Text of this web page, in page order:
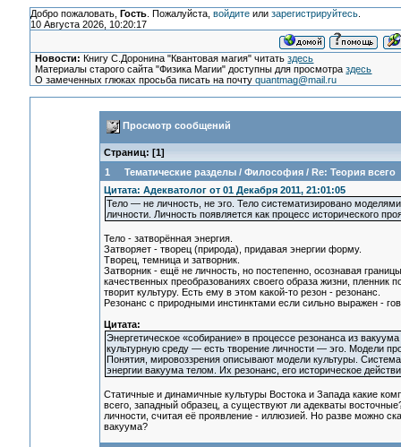
Добро пожаловать, Гость. Пожалуйста, войдитеили зарегистрируйтесь.
10 Августа 2026, 10:20:17
Новости: Книгу С.Доронина "Квантовая магия" читатьздесь
Материалы старого сайта "Физика Магии" доступны для просмотраздесь
О замеченных глюках просьба писать на почтуquantmag@mail.ru
Просмотр сообщений
Страниц: [1]
1
Тематические разделы/ Философия/ Re: Теория всего
Цитата: Адекватолог от 01 Декабря 2011, 21:01:05
Тело — не личность, не эго. Тело систематизировано
личности. Личность появляется как процесс исторического
Тело - затворённая энергия.
Затворяет - творец (природа), придавая энергии форму.
Творец, темница и затворник.
Затворник - ещё не личность, но постепенно, осознавая
качественных преобразованиях своего образа жизни, пленник
творит культуру. Есть ему в этом какой-то резон - резонанс.
Резонанс с природными инстинктами если сильно выражен -
Цитата:
Энергетическое «собирание» в процессе резонанса из
культурную среду — есть творение личности — эго. Модели
Понятия, мировоззрения описывают модели культуры.
энергии вакуума телом. Их резонанс, его историческое
Статичные и динамичные культуры Востока и Запада какие
всего, западный образец, а существуют ли адекваты
личности, считая её проявление - иллюзией. Но разве можно
вакуума?